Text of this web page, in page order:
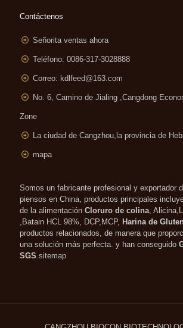
Contáctenos
Señorita ventas ahora
Teléfono: 0086-317-3028888
Correo: kdlfeed@163.com
No. 6, Camino de Jialing ,Cangdong
Zone
La ciudad de Cangzhou,la provincia de
mapa
Somos un fabricante profesional y exportador
piensos en China, productos principales
de la alimentación Cloruro de colina ,
,Batain HCL 98%, DCP,MCP, Harina de
productos relacionados, de manera que
una solución más perfecta. y han conseguido
SGS sitemap